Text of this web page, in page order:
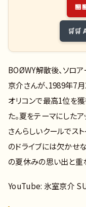
🛒
BOØWY解散後、ソロ
京介さんが、1989年7月
オリコンで最高1位を
た。夏をテーマにした
さんらしいクールでス
のドライブには欠かせ
の夏休みの思い出と重
YouTube: 氷室京介